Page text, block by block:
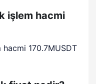
işlem hacmi
170.7MUSDT